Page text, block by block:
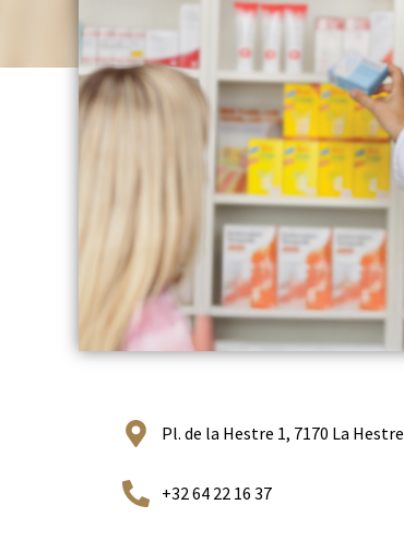
Pl. de la Hestre 1, 7170 La Hestre
+32 64 22 16 37